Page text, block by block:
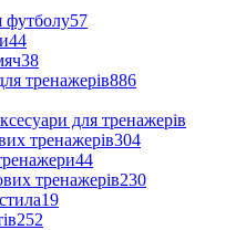
футболу57
44
38
тренажерів886
для тренажерів
тренажерів304
44
тренажерів230
19
252